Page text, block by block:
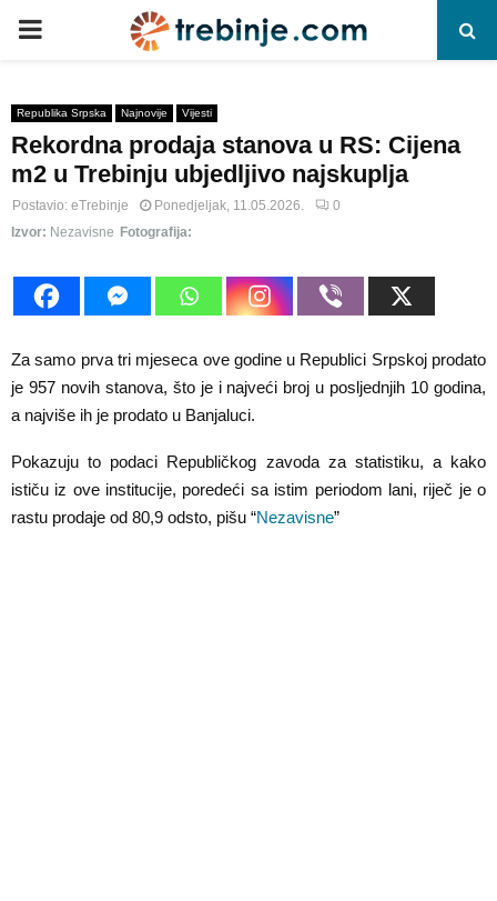
P
I
M
A
Y
M
E
Republika Srpska Najnovije Vijesti
Rekordna prodaja stanova u RS: Cijena
m2 u Trebinju ubjedljivo najskuplja
Postavio: eTrebinje Ponedjeljak, 11.05.2026.
0
Izvor: Nezavisne Fotografija:
Za samo prva tri mjeseca ove godine u Republici Srpskoj prodato
je 957 novih stanova, što je i najveći broj u posljednjih 10 godina,
a najviše ih je prodato u Banjaluci.
Pokazuju to podaci Republičkog zavoda za statistiku, a kako
ističu iz ove institucije, poredeći sa istim periodom lani, riječ je o
rastu prodaje od 80,9 odsto, pišu “Nezavisne”